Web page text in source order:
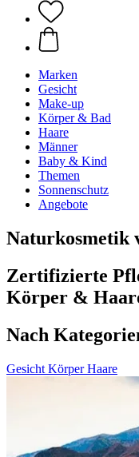
Marken
Gesicht
Make-up
Körper & Bad
Haare
Männer
Baby & Kind
Themen
Sonnenschutz
Angebote
Naturkosmetik
Zertifizierte
Körper &
Nach
Gesicht Körper Haare